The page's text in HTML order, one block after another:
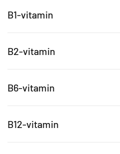
B1-vitamin
B2-vitamin
B6-vitamin
B12-vitamin